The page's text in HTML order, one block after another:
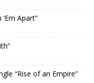
Apart”
“Rise of an Empire”